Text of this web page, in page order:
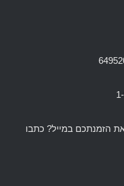
את הזמנתכם במייל? כתבו